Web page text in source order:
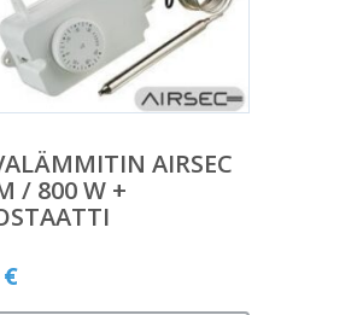
AIRSEC
/ 800 W +
€